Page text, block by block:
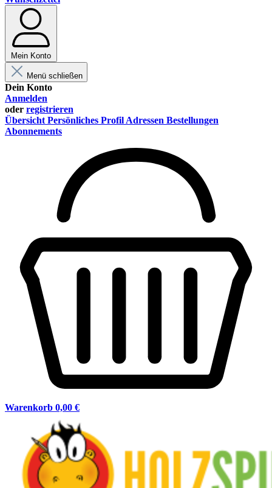
Mein Konto
Menü schließen
Dein Konto
Anmelden
oder registrieren
Übersicht Persönliches Profil Adressen Bestellungen
Abonnements
Warenkorb 0,00 €